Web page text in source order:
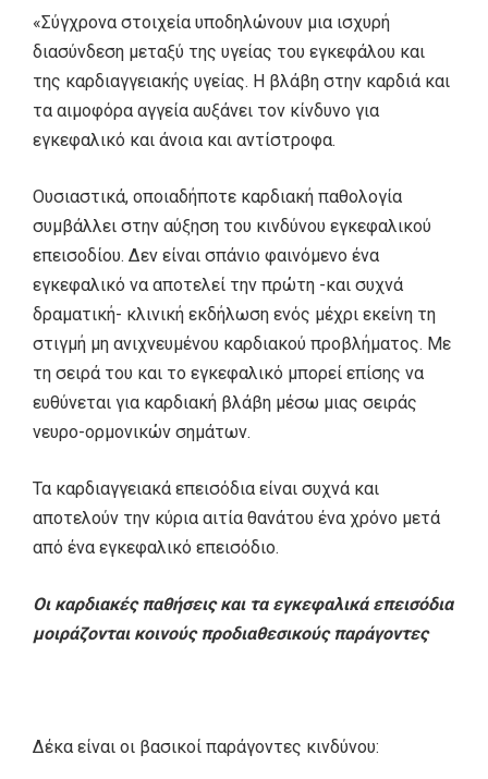
«Σύγχρονα στοιχεία υποδηλώνουν μια ισχυρή
διασύνδεση μεταξύ της υγείας του εγκεφάλου και
της καρδιαγγειακής υγείας. Η βλάβη στην καρδιά και
τα αιμοφόρα αγγεία αυξάνει τον κίνδυνο για
εγκεφαλικό και άνοια και αντίστροφα.
Ουσιαστικά, οποιαδήποτε καρδιακή παθολογία
συμβάλλει στην αύξηση του κινδύνου εγκεφαλικού
επεισοδίου. Δεν είναι σπάνιο φαινόμενο ένα
εγκεφαλικό να αποτελεί την πρώτη -και συχνά
δραματική- κλινική εκδήλωση ενός μέχρι εκείνη τη
στιγμή μη ανιχνευμένου καρδιακού προβλήματος. Με
τη σειρά του και το εγκεφαλικό μπορεί επίσης να
ευθύνεται για καρδιακή βλάβη μέσω μιας σειράς
νευρο-ορμονικών σημάτων.
Τα καρδιαγγειακά επεισόδια είναι συχνά και
αποτελούν την κύρια αιτία θανάτου ένα χρόνο μετά
από ένα εγκεφαλικό επεισόδιο.
Οι καρδιακές παθήσεις και τα εγκεφαλικά επεισόδια
μοιράζονται κοινούς προδιαθεσικούς παράγοντες
Δέκα είναι οι βασικοί παράγοντες κινδύνου: